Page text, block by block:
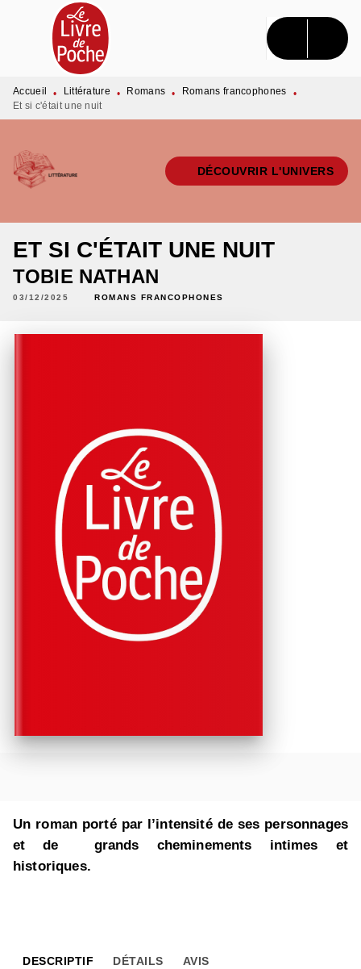
MENU RECHERCHE CONTENU
PIED DE PAGE
Accueil • Littérature • Romans • Romans francophones
•
Et si c'était une nuit
DÉCOUVRIR L'UNIVERS
ET SI C'ÉTAIT UNE NUIT
TOBIE NATHAN
03/12/2025 ROMANS FRANCOPHONES
Un roman porté par l’intensité de ses personnages
et de grands cheminements intimes et
historiques.
DESCRIPTIF DÉTAILS AVIS